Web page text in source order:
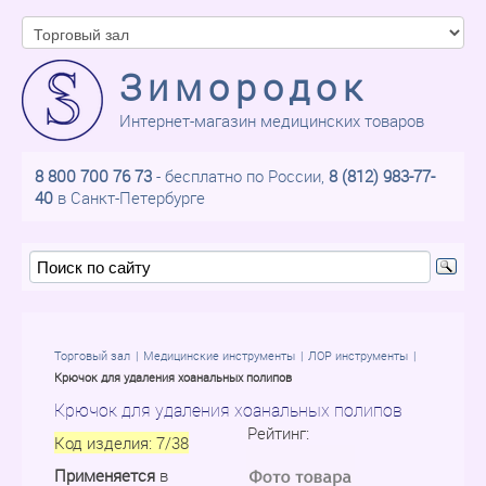
Зимородок
Интернет-магазин медицинских товаров
8 800 700 76 73 - бесплатно по России, 8 (812) 983-77-
40 в Санкт-Петербурге
Торговый зал Медицинские инструменты
ЛОР инструменты
Крючок для удаления хоанальных полипов
Крючок для удаления хоанальных полипов
Рейтинг:
Код изделия: 7/38
Применяется в